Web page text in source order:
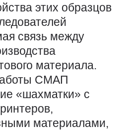
этих образцов
связь между
материала.
СМАП
«шахматки» с
материалами,